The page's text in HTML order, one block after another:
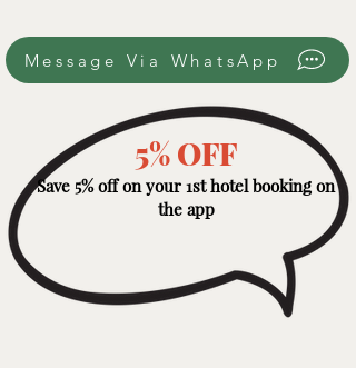
Message Via WhatsApp
5% OFF
Save 5% off on your 1st hotel booking on
the app